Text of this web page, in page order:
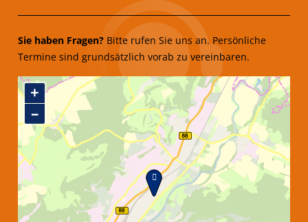
Sie haben Fragen? Bitte rufen Sie uns an. Persönliche
Termine sind grundsätzlich vorab zu vereinbaren.
Standort
+
–